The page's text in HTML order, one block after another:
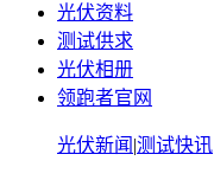
光伏资料
测试供求
光伏相册
领跑者官网
光伏新闻 |测试快讯